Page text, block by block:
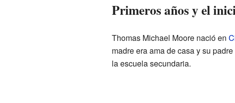
Primeros años y el
Thomas Michael Moore nació en
madre era ama de casa y su
la escuela secundaria.